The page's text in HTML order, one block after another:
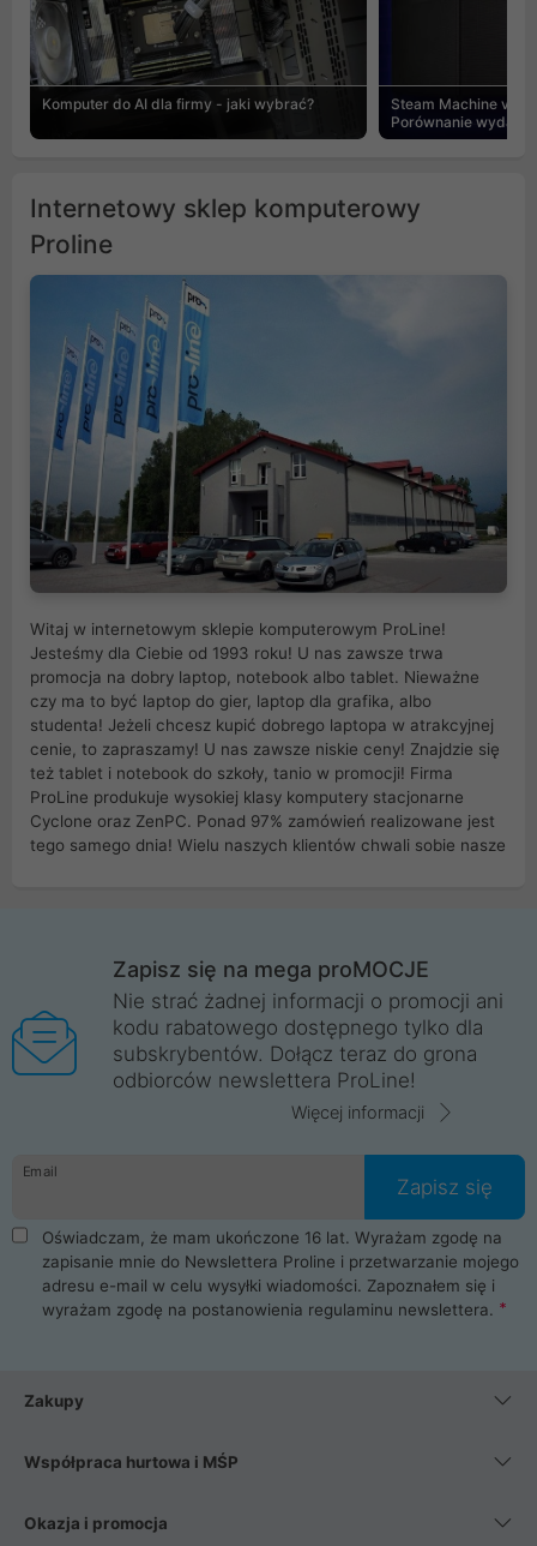
Komputer do AI dla firmy - jaki wybrać?
Steam Machine vs
Porównanie
Internetowy sklep komputerowy
Proline
Witaj w internetowym sklepie komputerowym ProLine!
Jesteśmy dla Ciebie od 1993 roku! U nas zawsze trwa
promocja na dobry laptop, notebook albo tablet. Nieważne
czy ma to być laptop do gier, laptop dla grafika, albo
studenta! Jeżeli chcesz kupić dobrego laptopa w atrakcyjnej
cenie, to zapraszamy! U nas zawsze niskie ceny! Znajdzie się
też tablet i notebook do szkoły, tanio w promocji! Firma
ProLine produkuje wysokiej klasy komputery stacjonarne
Cyclone oraz ZenPC. Ponad 97% zamówień realizowane jest
tego samego dnia! Wielu naszych klientów chwali sobie nasze
Wrocław, Poznań, Legnica, Katowice, Gliwice, Kalisz, Bytom,
Trzebnica, Opole. Szybka i profesjonalna obsługa!
ProLine to polska firma ze 100% polskim kapitałem. Działamy
legalnie i płacimy podatki w naszym kraju! Posiadamy siedzibę
główną w Mirkowie oraz salony na terenie kraju. Cała
komunikacja ze sklepem komputerowym ProLine jest
danych osobowych. Dlatego zakup notebooka albo laptopa w
ProLine to czysta przyjemność i pełne bezpieczeństwo.
Zaopatrzysz się u nas w akcesoria i części komputerowe
takie jak procesory, karty graficzne, płyty główne, pamięci,
dyski SSD, M.2 oraz HDD. Nasi pracownicy pomogą Ci wybrać
najlepszy zasilacz komputerowy oraz obudowę do komputera.
Poza komputerami mamy również najlepsze na rynku
Smartfony takich producentów jak Xiaomi, Apple, Samsung i
wentylatory. Na koniec mając już to wszystko, możesz
Zapisz się na mega proMOCJE
Nie strać żadnej informacji o promocji ani
kodu rabatowego dostępnego tylko dla
subskrybentów. Dołącz teraz do grona
odbiorców newslettera ProLine!
Więcej informacji
Email
Zapisz się
Oświadczam, że mam ukończone 16 lat. Wyrażam zgodę na
zapisanie mnie do Newslettera Proline i przetwarzanie mojego
adresu e-mail w celu wysyłki wiadomości. Zapoznałem się i
wyrażam zgodę na postanowienia regulaminu newslettera.
Zakupy
Współpraca hurtowa i MŚP
Okazja i promocja